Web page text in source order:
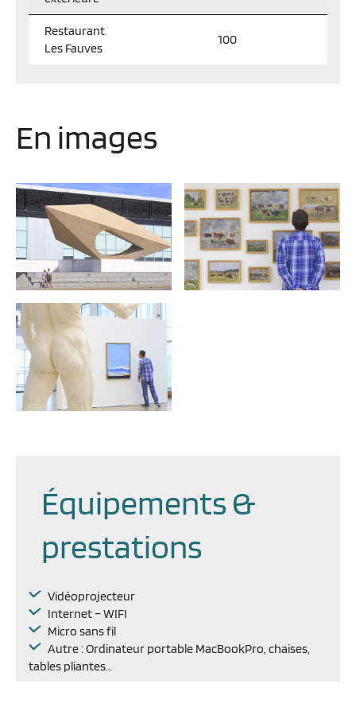
Restaurant
Les Fauves
100
En images
Équipements &
prestations
Vidéoprojecteur
Internet – WIFI
Micro sans fil
Autre : Ordinateur portable MacBookPro, chaises,
tables pliantes…